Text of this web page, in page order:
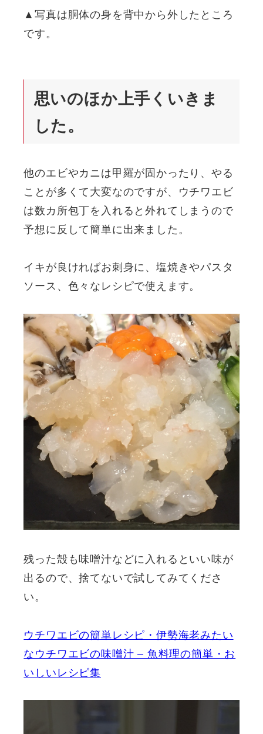
▲写真は胴体の身を背中から外したところ
です。
思いのほか上手くいきま
した。
他のエビやカニは甲羅が固かったり、やる
ことが多くて大変なのですが、ウチワエビ
は数カ所包丁を入れると外れてしまうので
予想に反して簡単に出来ました。
イキが良ければお刺身に、塩焼きやパスタ
ソース、色々なレシピで使えます。
残った殻も味噌汁などに入れるといい味が
出るので、捨てないで試してみてくださ
い。
ウチワエビの簡単レシピ・伊勢海老みたい
なウチワエビの味噌汁 – 魚料理の簡単・お
いしいレシピ集